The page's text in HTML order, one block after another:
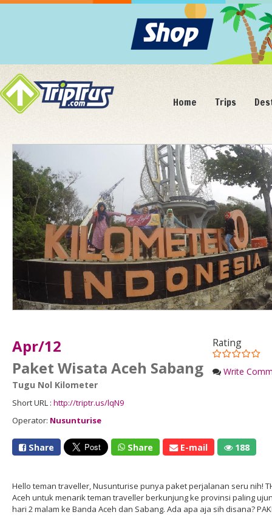
Home Trips
Rating
Write
Apr/12
Paket Wisata Aceh Sabang
Tugu Nol Kilometer
Short URL : http://triptr.us/lqN9
Operator: Nusunturise
Share Share E-mail 188
Hello teman traveller, Nusunturise punya paket perjalanan seru nih!
Aceh untuk menarik teman traveller berkunjung ke provinsi paling
hari 2 malam ke Banda Aceh dan Sabang. Ada apa aja sih disana?